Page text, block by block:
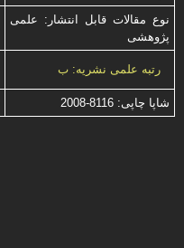
نوع مقالات قابل انتشار: علمی
پژوهشی
رتبه علمی نشریه: ب
شاپا چاپی: 2008-8116